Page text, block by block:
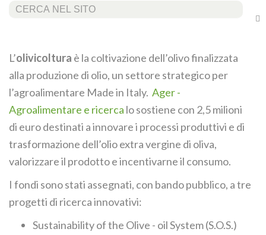
Cerca...
L’olivicoltura è la coltivazione dell’olivo finalizzata
alla produzione di olio, un settore strategico per
l’agroalimentare Made in Italy. Ager -
Agroalimentare e ricerca lo sostiene con 2,5 milioni
di euro destinati a innovare i processi produttivi e di
trasformazione dell’olio extra vergine di oliva,
valorizzare il prodotto e incentivarne il consumo.
I fondi sono stati assegnati, con bando pubblico, a tre
progetti di ricerca innovativi:
Sustainability of the Olive - oil System (S.O.S.)